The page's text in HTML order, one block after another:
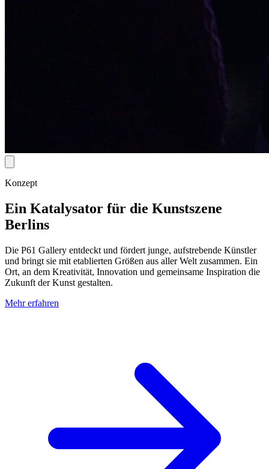
Konzept
Ein Katalysator für die Kunstszene
Berlins
Die P61 Gallery entdeckt und fördert junge, aufstrebende Künstler
und bringt sie mit etablierten Größen aus aller Welt zusammen. Ein
Ort, an dem Kreativität, Innovation und gemeinsame Inspiration die
Zukunft der Kunst gestalten.
Mehr erfahren